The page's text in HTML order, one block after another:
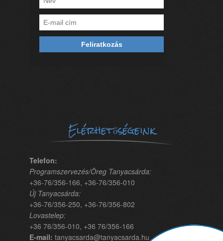
Elérhetőségeink
Telefon:
Programszervezés/Öreg Tanyacsárda:
+36-76/356-166, +36-76/356-010
Új Tanyacsárda:
+36-76/356-250, +36-76/356-802
Lovastelep:
+36 76/356-010, +36 76/356-166
E-mail: tanyacsarda@tanyacsarda.hu